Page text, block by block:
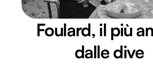
Foulard, il più
dalle dive